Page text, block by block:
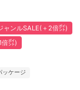
ャンルSALE(＋2倍㌽)
倍㌽)
ッケージ